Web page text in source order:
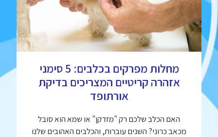
מחלות מפרקים בכלבים: 5 סימני
אזהרה קריטיים המצריכים בדיקת
אורתופד
האם הכלב שלכם רק "מזדקן" או שמא הוא סובל
מכאב כרוני? השנים עוברות, והכלבים האהובים שלנו